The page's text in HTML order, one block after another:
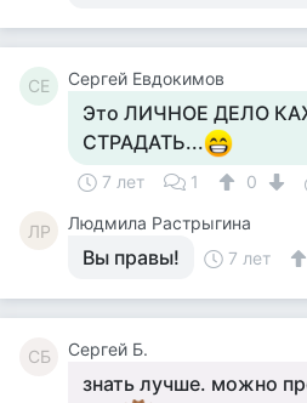
СЕ Сергей Евдокимов
Это ЛИЧНОЕ ДЕЛО
СТРАДАТЬ...
7 лет 1 0
ЛР Людмила Растрыгина
Вы правы! 7 лет
СБ Сергей Б.
знать лучше. можно